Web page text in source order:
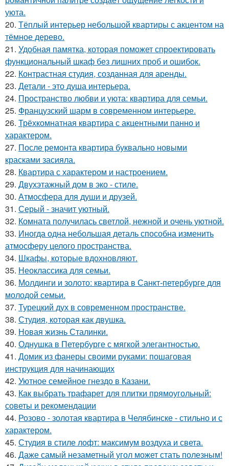
уюта.
20. Тёплый интерьер небольшой квартиры с акцентом на
тёмное дерево.
21. Удобная памятка, которая поможет спроектировать
функциональный шкаф без лишних проб и ошибок.
22. Контрастная студия, созданная для аренды.
23. Детали - это душа интерьера.
24. Пространство любви и уюта: квартира для семьи.
25. Французский шарм в современном интерьере.
26. Трёхкомнатная квартира с акцентными панно и
характером.
27. После ремонта квартира буквально новыми
красками засияла.
28. Квартира с характером и настроением.
29. Двухэтажный дом в эко - стиле.
30. Атмосфера для души и друзей.
31. Серый - значит уютный.
32. Комната получилась светлой, нежной и очень уютной.
33. Иногда одна небольшая деталь способна изменить
атмосферу целого пространства.
34. Шкафы, которые вдохновляют.
35. Неоклассика для семьи.
36. Молдинги и золото: квартира в Санкт-петербурге для
молодой семьи.
37. Турецкий дух в современном пространстве.
38. Студия, которая как двушка.
39. Новая жизнь Сталинки.
40. Однушка в Петербурге с мягкой элегантностью.
41. Домик из фанеры своими руками: пошаговая
инструкция для начинающих
42. Уютное семейное гнездо в Казани.
43. Как выбрать трафарет для плитки прямоугольный:
советы и рекомендации
44. Розово - золотая квартира в Челябинске - стильно и с
характером.
45. Студия в стиле лофт: максимум воздуха и света.
46. Даже самый незаметный угол может стать полезным!